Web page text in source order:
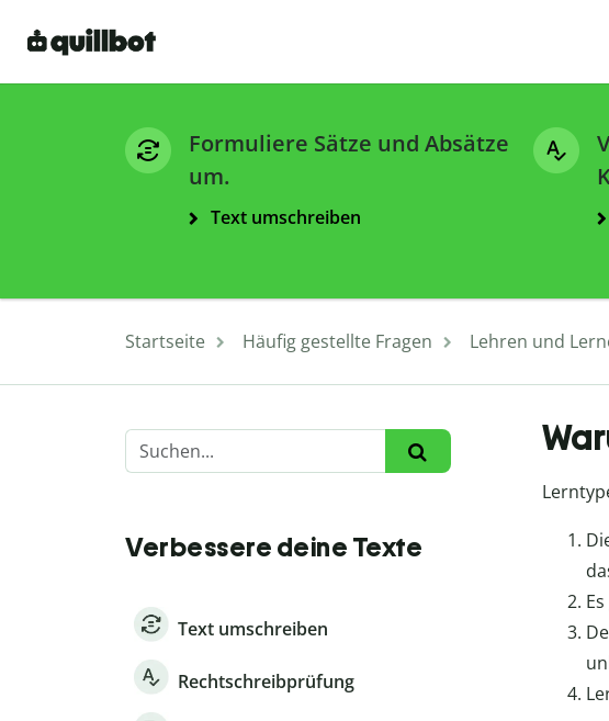
Formuliere Sätze und Absätze
um.
Text umschreiben
Startseite Häufig gestellte Fragen Lehren und
Verbessere deine Texte
Text umschreiben
Rechtschreibprüfung